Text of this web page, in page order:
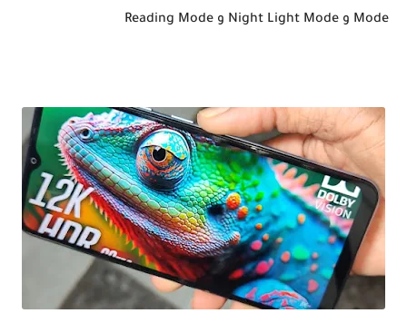
Mode و Night Light Mode و Reading Mode